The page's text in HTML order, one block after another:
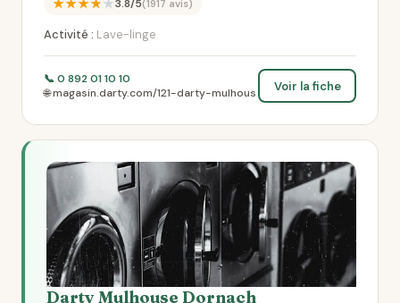
★★★★★3.8/5(1917 avis)
Activité : Lave-linge
📞 0 892 01 10 10
🌐 magasin.darty.com/121-darty-mulhous
Voir la fiche
Darty Mulhouse Dornach